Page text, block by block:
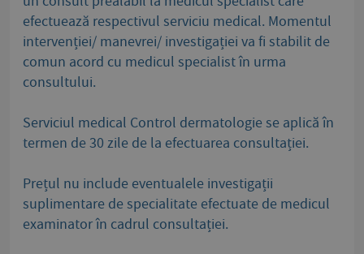
efectuează respectivul serviciu medical. Momentul
intervenției/ manevrei/ investigației va fi stabilit de
comun acord cu medicul specialist în urma
consultului.
Serviciul medical Control dermatologie se aplică în
termen de 30 zile de la efectuarea consultației.
Prețul nu include eventualele investigații
suplimentare de specialitate efectuate de medicul
examinator în cadrul consultației.